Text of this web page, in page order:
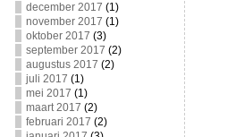
december 2017 (1)
november 2017 (1)
oktober 2017 (3)
september 2017 (2)
augustus 2017 (2)
juli 2017 (1)
mei 2017 (1)
maart 2017 (2)
februari 2017 (2)